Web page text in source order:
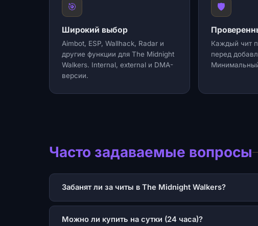
🎯
Широкий выбор
Aimbot, ESP, Wallhack, Radar и
другие функции для The Midnight
Walkers. Internal, external и DMA-
версии.
🛡️
Каждый чит
перед
Часто задаваемые вопросы
Забанят ли за читы в The Midnight Walkers?
Можно ли купить на сутки (24 часа)?